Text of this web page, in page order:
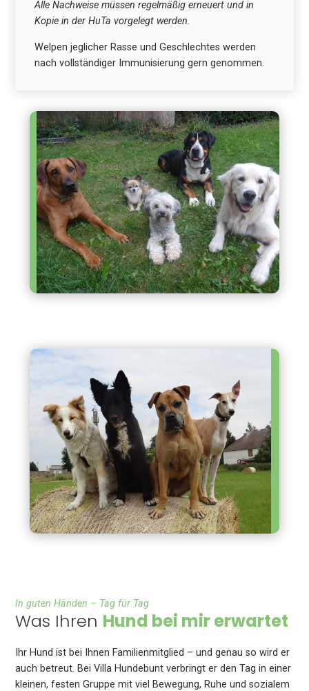
Alle Nachweise müssen regelmäßig erneuert und in
Kopie in der HuTa vorgelegt werden.
Welpen jeglicher Rasse und Geschlechtes werden
nach vollständiger Immunisierung gern genommen.
In guten Händen – Tag für Tag
Was Ihren Hund bei mir erwartet
Ihr Hund ist bei Ihnen Familienmitglied – und genau so wird er
auch betreut. Bei Villa Hundebunt verbringt er den Tag in einer
kleinen, festen Gruppe mit viel Bewegung, Ruhe und sozialem